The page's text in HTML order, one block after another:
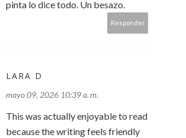
pinta lo dice todo. Un besazo.
Responder
LARA D
mayo 09, 2026 10:39 a. m.
This was actually enjoyable to read
because the writing feels friendly